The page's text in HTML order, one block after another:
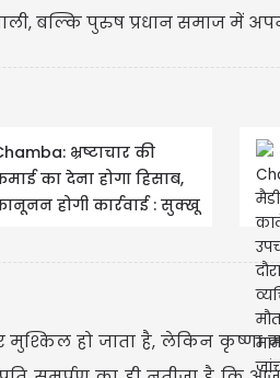
बल्कि पुरुष प्रधान समाज में
भ्रष्टाचार की
का देना होगा हिसाब,
होगी कार्रवाई : सुक्खू
मुश्किल हो जाता है, लेकिन